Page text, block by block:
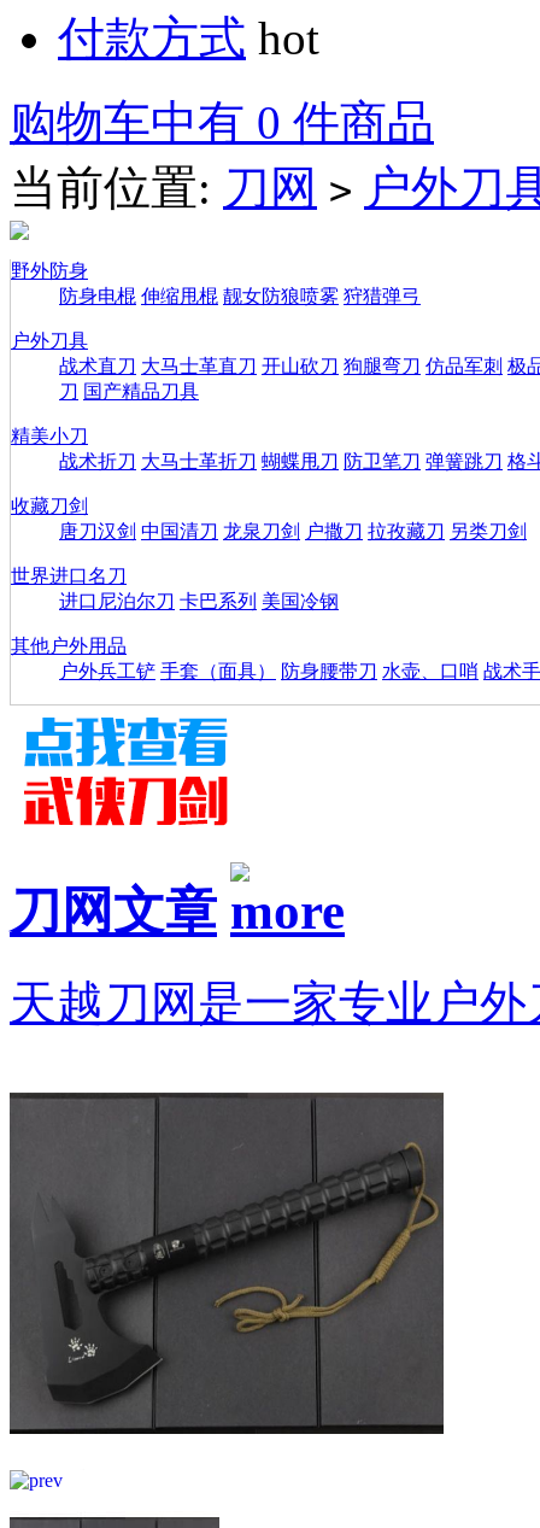
付款方式 hot
购物车中有 0 件商品
当前位置: 刀网 > 户外刀
野外防身
防身电棍 伸缩甩棍 靓女防狼喷雾 狩猎弹弓
户外刀具
战术直刀 大马士革直刀 开山砍刀 狗腿弯刀 仿品军刺 极
刀 国产精品刀具
精美小刀
战术折刀 大马士革折刀 蝴蝶甩刀 防卫笔刀 弹簧跳刀 格
收藏刀剑
唐刀汉剑 中国清刀 龙泉刀剑 户撒刀 拉孜藏刀 另类刀剑
世界进口名刀
进口尼泊尔刀 卡巴系列 美国冷钢
其他户外用品
户外兵工铲 手套（面具） 防身腰带刀 水壶、口哨 战术
刀网文章
天越刀网是一家专业户